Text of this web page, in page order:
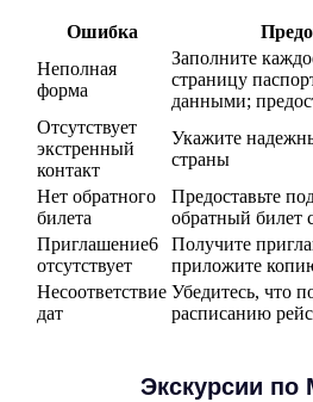
Ошибка
Неполная
форма
Заполните
страницу
данными;
Отсутствует
экстренный
контакт
Укажите
страны
Нет обратного
билета
Предоставьте
обратный билет
Приглашение6
отсутствует
Получите
приложите
Несоответствие
дат
Убедитесь, что
расписанию
Экскурсии по